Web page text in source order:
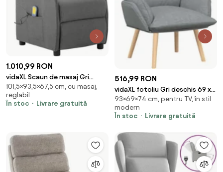
1.010,99 RON
vidaXL Scaun de masaj Gri
deschis 93.5 x 67.5 x 101.5 cm
țesătură
101,5×93,5×67,5 cm, cu masaj,
reglabil
În stoc
Livrare gratuită
516,99 RON
vidaXL fotoliu Gri deschis 69 x
74 x 93 cm Țesătură și placaj
93×69×74 cm, pentru TV, în stil
modern
În stoc
Livrare gratuită